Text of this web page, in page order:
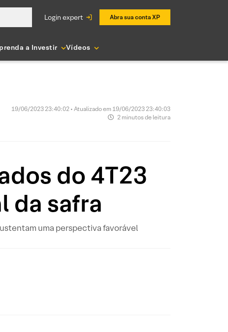
login expert Abra sua conta XP
a Investir Vídeos
19/06/2023 23:40:02 • Atualizado em 19/06/2023 23:40:03
2 minutos de leitura
do 4T23
da safra
uma perspectiva favorável